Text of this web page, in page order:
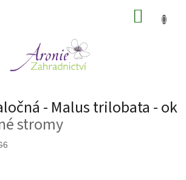
- Malus trilobata - ok
stromy